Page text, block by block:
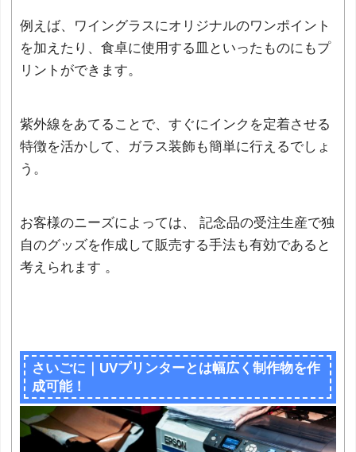
例えば、ワイングラスにオリジナルのワンポイント
を加えたり、食卓に使用する皿といったものにもプ
リントができます。
紫外線をあてることで、すぐにインクを定着させる
特徴を活かして、ガラス装飾も簡単に行えるでしょ
う。
お客様のニーズによっては、 記念品の受注生産で独
自のグッズを作成して販売する手法も有効であると
考えられます 。
さいごに｜UVプリンターとは幅広く制作物を作
成可能！